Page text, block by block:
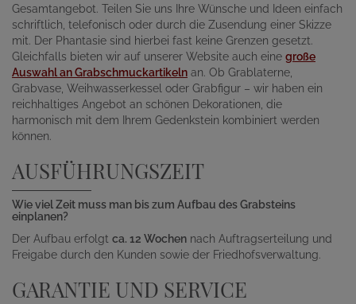
Gesamtangebot. Teilen Sie uns Ihre Wünsche und Ideen einfach
schriftlich, telefonisch oder durch die Zusendung einer Skizze
mit. Der Phantasie sind hierbei fast keine Grenzen gesetzt.
Gleichfalls bieten wir auf unserer Website auch eine große
Auswahl an Grabschmuckartikeln an. Ob Grablaterne,
Grabvase, Weihwasserkessel oder Grabfigur – wir haben ein
reichhaltiges Angebot an schönen Dekorationen, die
harmonisch mit dem Ihrem Gedenkstein kombiniert werden
können.
AUSFÜHRUNGSZEIT
Wie viel Zeit muss man bis zum Aufbau des Grabsteins
einplanen?
Der Aufbau erfolgt ca. 12 Wochen nach Auftragserteilung und
Freigabe durch den Kunden sowie der Friedhofsverwaltung.
GARANTIE UND SERVICE